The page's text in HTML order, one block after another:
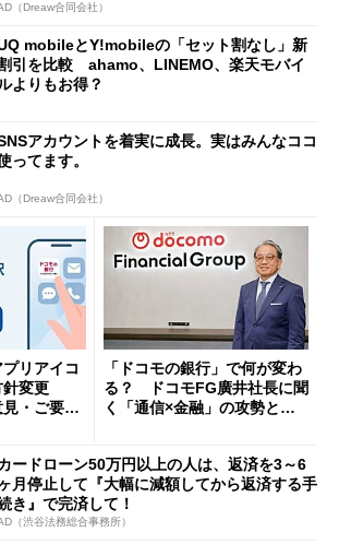
（Dreaw合同会社）
mobileとY!mobileの「セット割なし」新
引を比較 ahamo、LINEMO、楽天モバイ
よりもお得？
アカウントを着実に成長。実はみんなココ
ってます。
（Dreaw合同会社）
リアイコ
針変更
見・ご要望
「ドコモの銀行」で何が変わ
る？ ドコモFG廣井社長に聞
く「通信×金融」の攻勢とグ
ードローン50万円以上の人は、返済を3～6
月停止して『大幅に減額してから返済する手
き』で完済して！
（渋谷法務総合事務所）